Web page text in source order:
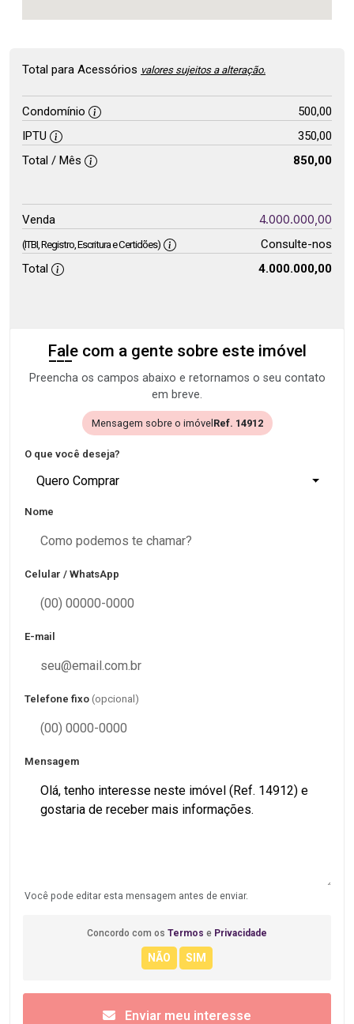
Total para Acessórios valores sujeitos a alteração.
Condomínio
500,00
IPTU
350,00
Total / Mês
850,00
Venda 4.000.000,00
(ITBI, Registro, Escritura e Certidões)
Consulte-nos
Total
4.000.000,00
Fale com a gente sobre este imóvel
Preencha os campos abaixo e retornamos o seu contato
em breve.
Mensagem sobre o imóvel Ref. 14912
O que você deseja?
Quero Comprar
Nome
Celular / WhatsApp
E-mail
Telefone fixo (opcional)
Mensagem
Você pode editar esta mensagem antes de enviar.
Concordo com os Termos e Privacidade
Enviar meu interesse